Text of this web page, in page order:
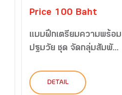
Price 100 Baht
แบบฝึกเตรียมความพร้อม
ปฐมวัย ชุด จัดกลุ่มสัมพั...
DETAIL